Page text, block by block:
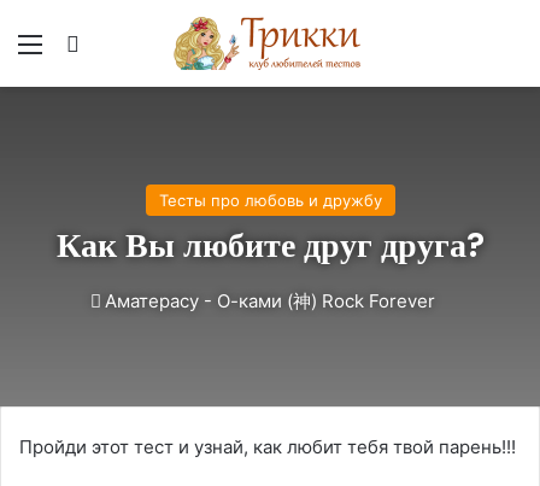
Меню
Тесты про любовь и дружбу
Как Вы любите друг друга?
Аматерасу - О-ками (神) Rock Forever
Пройди этот тест и узнай, как любит тебя твой парень!!!